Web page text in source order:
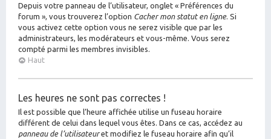
Depuis votre panneau de l’utilisateur, onglet « Préférences du
forum », vous trouverez l’option Cacher mon statut en ligne. Si
vous activez cette option vous ne serez visible que par les
administrateurs, les modérateurs et vous-même. Vous serez
compté parmi les membres invisibles.
Haut
Les heures ne sont pas correctes !
Il est possible que l’heure affichée utilise un fuseau horaire
différent de celui dans lequel vous êtes. Dans ce cas, accédez au
panneau de l’utilisateuret modifiez le fuseau horaire afin qu’il